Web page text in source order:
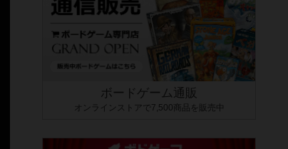
ボードゲーム通販
オンラインストアで7,500商品を販売中